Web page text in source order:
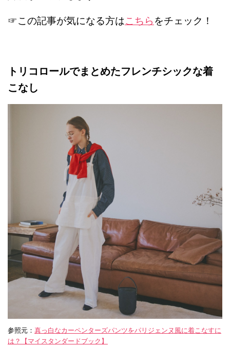
☞この記事が気になる方はこちらをチェック！
トリコロールでまとめたフレンチシックな着
こなし
参照元： 真っ白なカーペンターズパンツをパリジェンヌ風に着こなすに
は？【マイスタンダードブック】